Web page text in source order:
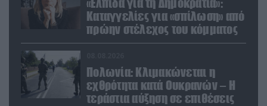
Καταγγελίες για «σπίλωση» από
πρώην στέλεχος του κόμματος
Πολωνία: Κλιμακώνεται η
εχθρότητα κατά Ουκρανών – Η
τεράστια αύξηση σε επιθέσεις